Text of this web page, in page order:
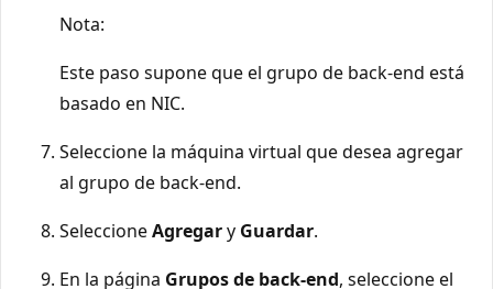
Nota:
Este paso supone que el grupo de back-end está
basado en NIC.
Seleccione la máquina virtual que desea agregar
al grupo de back-end.
SeleccioneAgregary Guardar.
En la página Grupos de back-end, seleccione el